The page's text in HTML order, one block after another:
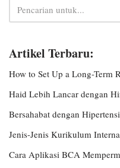
Artikel Terbaru:
How to Set Up a Long-Term
Haid Lebih Lancar dengan
Bersahabat dengan Hipertensi
Jenis-Jenis Kurikulum
Cara Aplikasi BCA